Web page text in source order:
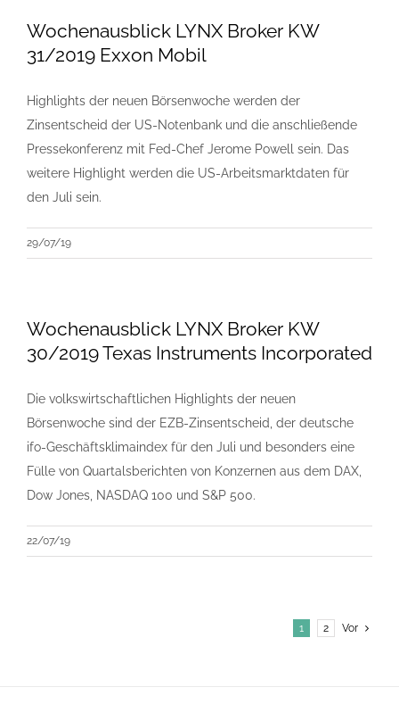
Wochenausblick LYNX Broker KW
31/2019 Exxon Mobil
Highlights der neuen Börsenwoche werden der
Zinsentscheid der US-Notenbank und die anschließende
Pressekonferenz mit Fed-Chef Jerome Powell sein. Das
weitere Highlight werden die US-Arbeitsmarktdaten für
den Juli sein.
29/07/19
Wochenausblick LYNX Broker KW
30/2019 Texas Instruments Incorporated
Die volkswirtschaftlichen Highlights der neuen
Börsenwoche sind der EZB-Zinsentscheid, der deutsche
ifo-Geschäftsklimaindex für den Juli und besonders eine
Fülle von Quartalsberichten von Konzernen aus dem DAX,
Dow Jones, NASDAQ 100 und S&P 500.
22/07/19
1 2 Vor